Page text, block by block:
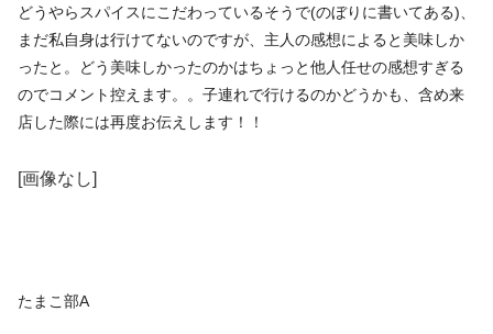
どうやらスパイスにこだわっているそうで(のぼりに書いてある)
まだ私自身は行けてないのですが、 主人の感想によると美味しか
ったと。
どう美味しかったのかはちょっと他人任せの感想すぎる
のでコメ ント控えます。。子連れで行けるのかどうかも、 含め来
店した際には再度お伝えします！！
[画像なし]
たまこ部A